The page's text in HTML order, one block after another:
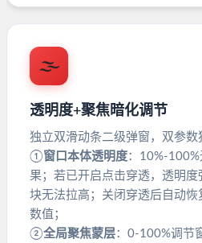
🌫️
透明度+聚焦暗化调节
独立双滑动条二级弹窗，双参数
①窗口本体透明度：10%-
果；若已开启点击穿透，透明
块无法拉高；关闭穿透后自动
数值；
②全局聚焦蒙层：0-100%调节